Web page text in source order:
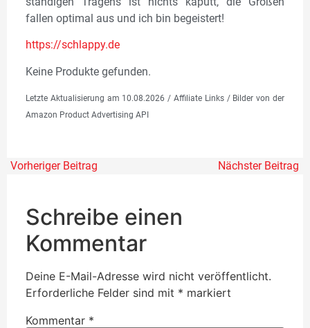
fallen optimal aus und ich bin begeistert!
https://schlappy.de
Keine Produkte gefunden.
Letzte Aktualisierung am 10.08.2026 / Affiliate Links / Bilder von der
Amazon Product Advertising API
Vorheriger Beitrag Nächster Beitrag
Schreibe einen
Kommentar
Deine E-Mail-Adresse wird nicht veröffentlicht.
Erforderliche Felder sind mit * markiert
Kommentar *